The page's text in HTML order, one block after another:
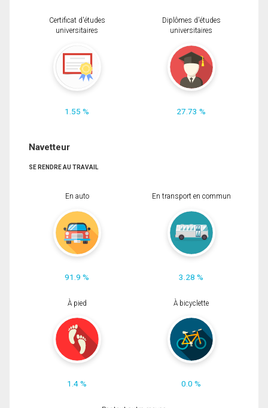
Certificat d'études
universitaires
1.55 %
Diplômes d'études
universitaires
27.73 %
Navetteur
SE RENDRE AU TRAVAIL
En auto
91.9 %
En transport en commun
3.28 %
À pied
1.4 %
À bicyclette
0.0 %